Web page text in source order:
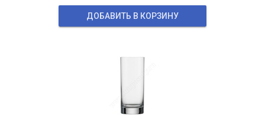
ДОБАВИТЬ В КОРЗИНУ